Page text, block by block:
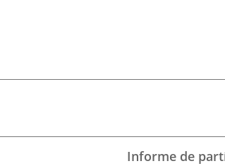
Informe de